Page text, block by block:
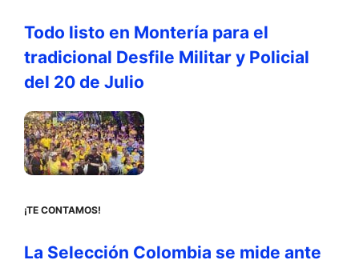
Todo listo en Montería para el
tradicional Desfile Militar y Policial
del 20 de Julio
¡TE CONTAMOS!
La Selección Colombia se mide ante